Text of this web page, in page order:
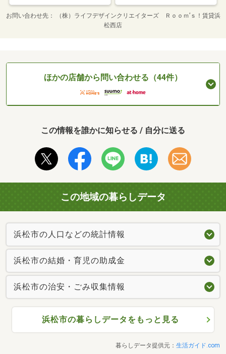
お問い合わせ先
（株）ライフデザインクリエイターズ Ｒｏｏｍ’ｓ！賃貸浜
松西店
ほかの店舗から問い合わせる（44件）
この情報を誰かに知らせる / 自分に送る
この地域の暮らしデータ
浜松市の人口などの統計情報
浜松市の結婚・育児の助成金
浜松市の治安・ごみ収集情報
浜松市の暮らしデータをもっと見る
暮らしデータ提供元： 生活ガイド.com